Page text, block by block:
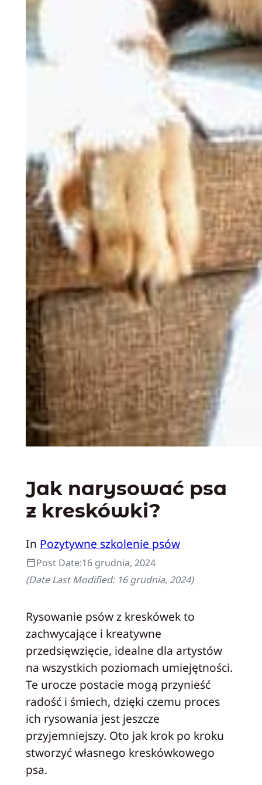
Jak narysować psa
z kreskówki?
In Pozytywne szkolenie psów
Post Date:16 grudnia, 2024
(Date Last Modified: 16 grudnia, 2024)
Rysowanie psów z kreskówek to
zachwycające i kreatywne
przedsięwzięcie, idealne dla artystów
na wszystkich poziomach umiejętności.
Te urocze postacie mogą przynieść
radość i śmiech, dzięki czemu proces
ich rysowania jest jeszcze
przyjemniejszy. Oto jak krok po kroku
stworzyć własnego kreskówkowego
psa.